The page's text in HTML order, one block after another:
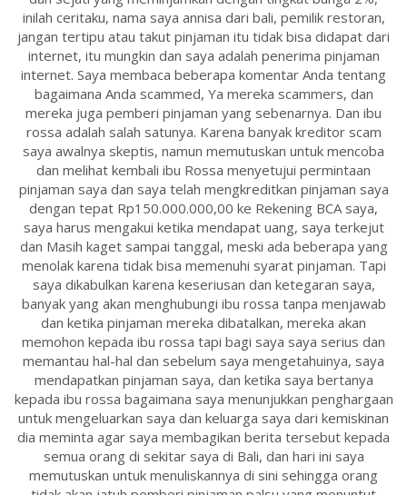
inilah ceritaku, nama saya annisa dari bali, pemilik restoran,
jangan tertipu atau takut pinjaman itu tidak bisa didapat dari
internet, itu mungkin dan saya adalah penerima pinjaman
internet. Saya membaca beberapa komentar Anda tentang
bagaimana Anda scammed, Ya mereka scammers, dan
mereka juga pemberi pinjaman yang sebenarnya. Dan ibu
rossa adalah salah satunya. Karena banyak kreditor scam
saya awalnya skeptis, namun memutuskan untuk mencoba
dan melihat kembali ibu Rossa menyetujui permintaan
pinjaman saya dan saya telah mengkreditkan pinjaman saya
dengan tepat Rp150.000.000,00 ke Rekening BCA saya,
saya harus mengakui ketika mendapat uang, saya terkejut
dan Masih kaget sampai tanggal, meski ada beberapa yang
menolak karena tidak bisa memenuhi syarat pinjaman. Tapi
saya dikabulkan karena keseriusan dan ketegaran saya,
banyak yang akan menghubungi ibu rossa tanpa menjawab
dan ketika pinjaman mereka dibatalkan, mereka akan
memohon kepada ibu rossa tapi bagi saya saya serius dan
memantau hal-hal dan sebelum saya mengetahuinya, saya
mendapatkan pinjaman saya, dan ketika saya bertanya
kepada ibu rossa bagaimana saya menunjukkan penghargaan
untuk mengeluarkan saya dan keluarga saya dari kemiskinan
dia meminta agar saya membagikan berita tersebut kepada
semua orang di sekitar saya di Bali, dan hari ini saya
memutuskan untuk menuliskannya di sini sehingga orang